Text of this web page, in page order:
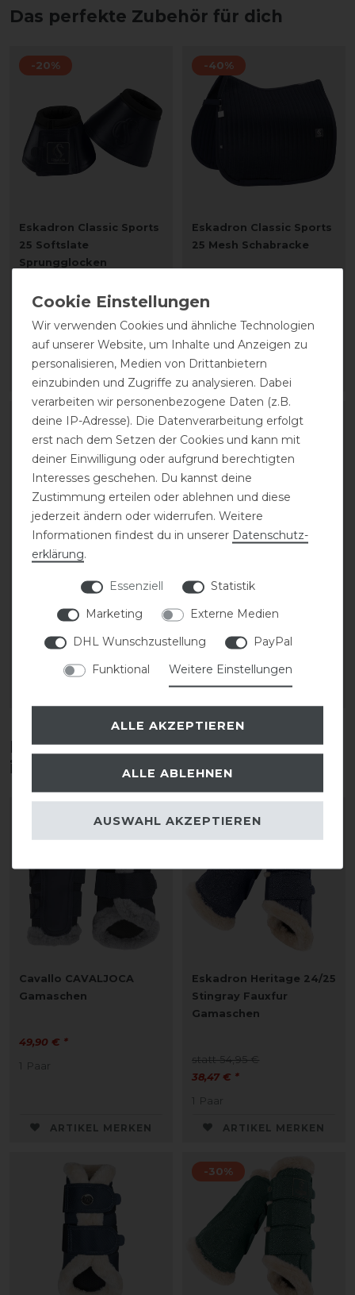
Das perfekte Zubehör für dich
-20%
Eskadron Classic Sports
25 Softslate
Sprungglocken
statt 32,95 €
26,36 € *
Paar
ARTIKEL MERKEN
-40%
Eskadron Classic Sports
25 Mesh Schabracke
45,00 € *
ARTIKEL MERKEN
-40%
Eskadron Classic Sports
statt 74,95 €
45,00 € *
-40%
Eskadron Classic Sports
statt 74,95 €
45,00 € *
Diese Produkte könnten dich auch
interessieren
Cavallo CAVALJOCA
Gamaschen
49,90 € *
1 Paar
ARTIKEL MERKEN
-30%
Eskadron Heritage 24/25
Stingray Fauxfur
Gamaschen
statt 54,95 €
38,47 € *
1 Paar
ARTIKEL MERKEN
-30%
Wir verwenden Cookies und ähnliche Technologien
auf unserer Website, um Inhalte und Anzeigen zu
personalisieren, Medien von Drittanbietern
einzubinden und Zugriffe zu analysieren. Dabei
verarbeiten wir personenbezogene Daten (z.B.
deine IP-Adresse). Die Datenverarbeitung erfolgt
erst nach dem Setzen der Cookies und kann mit
deiner Einwilligung oder aufgrund berechtigten
Interesses geschehen. Du kannst deine
Zustimmung erteilen oder ablehnen und diese
jederzeit ändern oder widerrufen. Weitere
Informationen findest du in unserer Daten­schutz­
erklärung.
Essenziell
Statistik
Marketing
Externe Medien
DHL Wunschzustellung
PayPal
Funktional
Weitere Einstellungen
ALLE AKZEPTIEREN
ALLE ABLEHNEN
AUSWAHL AKZEPTIEREN